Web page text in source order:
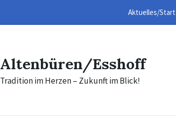
Aktuelles/Start
Altenbüren/Esshoff
Tradition im Herzen – Zukunft im Blick!